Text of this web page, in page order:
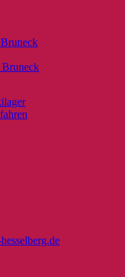
Bruneck